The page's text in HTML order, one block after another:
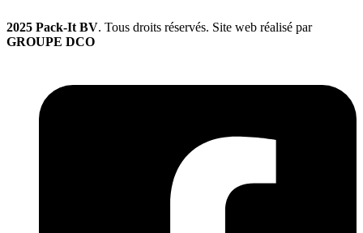
2025 Pack-It BV. Tous droits réservés. Site web réalisé par
GROUPE DCO